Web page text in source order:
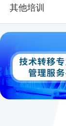
其他培训